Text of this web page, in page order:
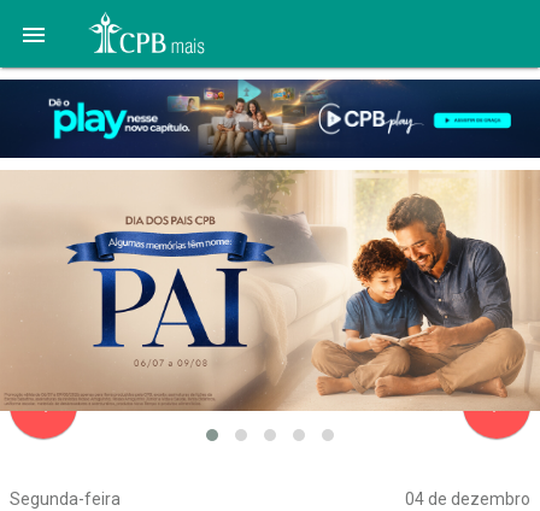

Segunda-feira 04 de dezembro
navigate_before navigate_next